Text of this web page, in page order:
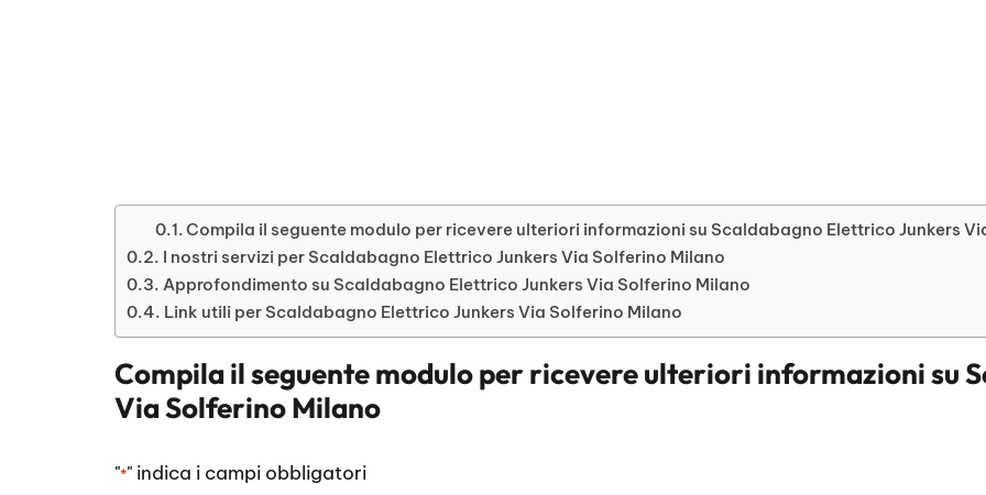
Compila il seguente modulo per ricevere ulteriori informazioni su Scaldabagno Elettrico Junkers
I nostri servizi per Scaldabagno Elettrico Junkers Via Solferino Milano
Approfondimento su Scaldabagno Elettrico Junkers Via Solferino Milano
Link utili per Scaldabagno Elettrico Junkers Via Solferino Milano
Compila il seguente modulo per ricevere ulteriori informazioni su
Via Solferino Milano
"*" indica i campi obbligatori